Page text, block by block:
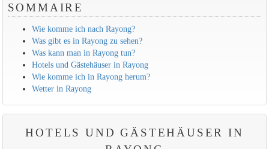
SOMMAIRE
Wie komme ich nach Rayong?
Was gibt es in Rayong zu sehen?
Was kann man in Rayong tun?
Hotels und Gästehäuser in Rayong
Wie komme ich in Rayong herum?
Wetter in Rayong
HOTELS UND GÄSTEHÄUSER IN